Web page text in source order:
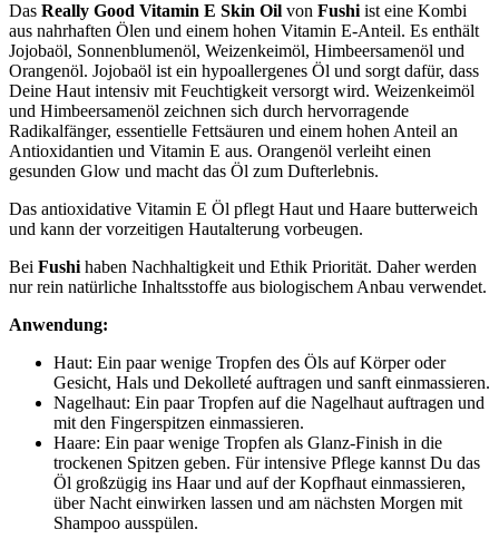
Das Really Good Vitamin E Skin Oil von Fushi ist eine Kombi
aus nahrhaften Ölen und einem hohen Vitamin E-Anteil. Es enthält
Jojobaöl, Sonnenblumenöl, Weizenkeimöl, Himbeersamenöl und
Orangenöl. Jojobaöl ist ein hypoallergenes Öl und sorgt dafür, dass
Deine Haut intensiv mit Feuchtigkeit versorgt wird. Weizenkeimöl
und Himbeersamenöl zeichnen sich durch hervorragende
Radikalfänger, essentielle Fettsäuren und einem hohen Anteil an
Antioxidantien und Vitamin E aus. Orangenöl verleiht einen
gesunden Glow und macht das Öl zum Dufterlebnis.
Das antioxidative Vitamin E Öl pflegt Haut und Haare butterweich
und kann der vorzeitigen Hautalterung vorbeugen.
Bei Fushi haben Nachhaltigkeit und Ethik Priorität. Daher werden
nur rein natürliche Inhaltsstoffe aus biologischem Anbau verwendet.
Anwendung:
Haut: Ein paar wenige Tropfen des Öls auf Körper oder
Gesicht, Hals und Dekolleté auftragen und sanft einmassieren.
Nagelhaut: Ein paar Tropfen auf die Nagelhaut auftragen und
mit den Fingerspitzen einmassieren.
Haare: Ein paar wenige Tropfen als Glanz-Finish in die
trockenen Spitzen geben. Für intensive Pflege kannst Du das
Öl großzügig ins Haar und auf der Kopfhaut einmassieren,
über Nacht einwirken lassen und am nächsten Morgen mit
Shampoo ausspülen.